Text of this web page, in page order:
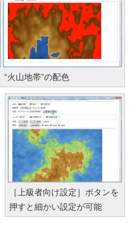
“火山地帯”の配色
［上級者向け設定］ボタンを
押すと細かい設定が可能